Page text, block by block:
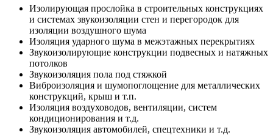
Изолирующая прослойка в строительных конструкциях
и системах звукоизоляции стен и перегородок для
изоляции воздушного шума
Изоляция ударного шума в межэтажных перекрытиях
Звукоизолирующие конструкции подвесных и натяжных
потолков
Звукоизоляция пола под стяжкой
Виброизоляция и шумопоглощение для металлических
конструкций, крыш и т.п.
Изоляция воздуховодов, вентиляции, систем
кондиционирования и т.д.
Звукоизоляция автомобилей, спецтехники и т.д.